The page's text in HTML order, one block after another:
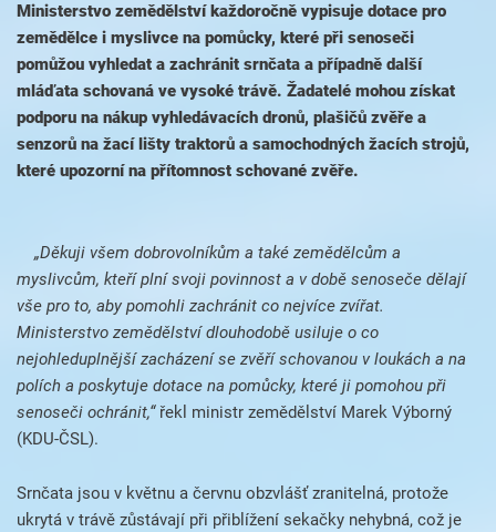
Ministerstvo zemědělství každoročně vypisuje dotace pro
zemědělce i myslivce na pomůcky, které při senoseči
pomůžou vyhledat a zachránit srnčata a případně další
mláďata schovaná ve vysoké trávě. Žadatelé mohou získat
podporu na nákup vyhledávacích dronů, plašičů zvěře a
senzorů na žací lišty traktorů a samochodných žacích strojů,
které upozorní na přítomnost schované zvěře.
„Děkuji všem dobrovolníkům a také zemědělcům a
myslivcům, kteří plní svoji povinnost a v době senoseče dělají
vše pro to, aby pomohli zachránit co nejvíce zvířat.
Ministerstvo zemědělství dlouhodobě usiluje o co
nejohleduplnější zacházení se zvěří schovanou v loukách a na
polích a poskytuje dotace na pomůcky, které ji pomohou při
senoseči ochránit,“řekl ministr zemědělství Marek Výborný
(KDU-ČSL).
Srnčata jsou v květnu a červnu obzvlášť zranitelná, protože
ukrytá v trávě zůstávají při přiblížení sekačky nehybná, což je